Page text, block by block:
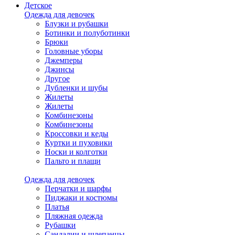
Детское
Одежда для девочек
Блузки и рубашки
Ботинки и полуботинки
Брюки
Головные уборы
Джемперы
Джинсы
Другое
Дубленки и шубы
Жилеты
Жилеты
Комбинезоны
Комбинезоны
Кроссовки и кеды
Куртки и пуховики
Носки и колготки
Пальто и плащи
Одежда для девочек
Перчатки и шарфы
Пиджаки и костюмы
Платья
Пляжная одежда
Рубашки